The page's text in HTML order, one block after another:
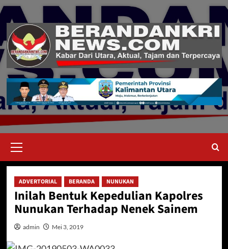
Skip
content
Menu
ADVERTORIAL BERANDA NUNUKAN
Inilah Bentuk Kepedulian Kapolres
Nunukan Terhadap Nenek Sainem
admin Mei 3, 2019